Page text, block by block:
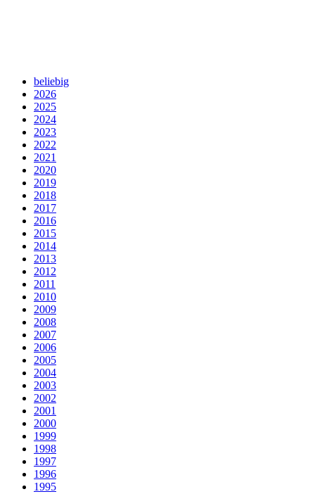
beliebig
2026
2025
2024
2023
2022
2021
2020
2019
2018
2017
2016
2015
2014
2013
2012
2011
2010
2009
2008
2007
2006
2005
2004
2003
2002
2001
2000
1999
1998
1997
1996
1995